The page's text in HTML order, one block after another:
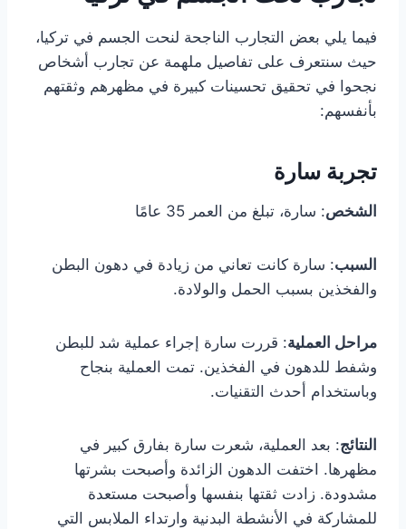
فيما يلي بعض التجارب الناجحة لنحت الجسم في تركيا،
حيث سنتعرف على تفاصيل ملهمة عن تجارب أشخاص
نجحوا في تحقيق تحسينات كبيرة في مظهرهم وثقتهم
بأنفسهم:
تجربة سارة
الشخص: سارة، تبلغ من العمر 35 عامًا
السبب: سارة كانت تعاني من زيادة في دهون البطن
والفخذين بسبب الحمل والولادة.
مراحل العملية: قررت سارة إجراء عملية شد للبطن
وشفط للدهون في الفخذين. تمت العملية بنجاح
وباستخدام أحدث التقنيات.
النتائج: بعد العملية، شعرت سارة بفارق كبير في
مظهرها. اختفت الدهون الزائدة وأصبحت بشرتها
مشدودة. زادت ثقتها بنفسها وأصبحت مستعدة
للمشاركة في الأنشطة البدنية وارتداء الملابس التي